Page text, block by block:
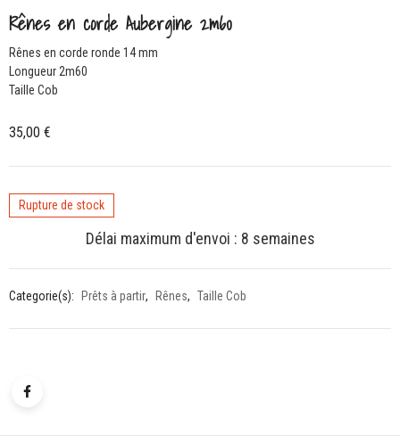
Rênes en corde Aubergine 2m60
Rênes en corde ronde 14 mm
Longueur 2m60
Taille Cob
35,00 €
Rupture de stock
Délai maximum d'envoi : 8 semaines
Categorie(s): Prêts à partir, Rênes, Taille Cob